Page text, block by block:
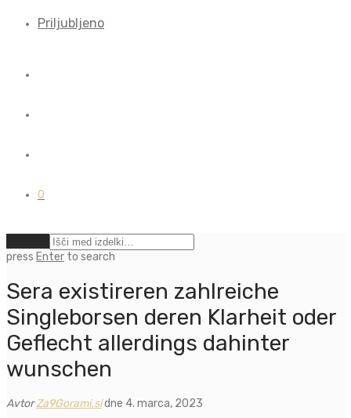
Priljubljeno
0
press Enter to search
Sera existireren zahlreiche
Singleborsen deren Klarheit oder
Geflecht allerdings dahinter
wunschen
AvtorZa9Gorami.sidne 4. marca, 2023